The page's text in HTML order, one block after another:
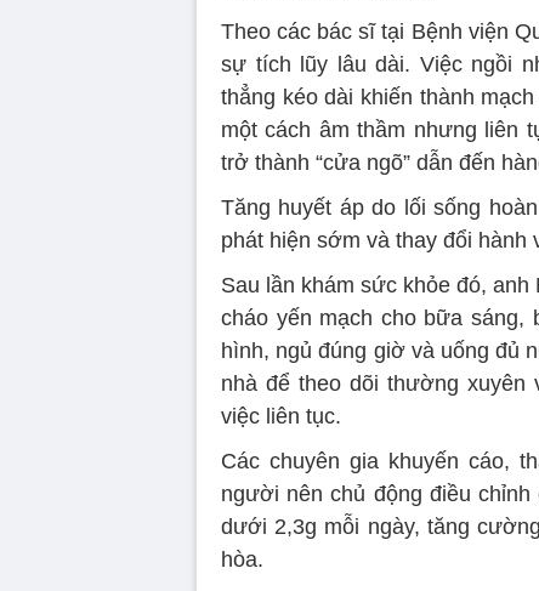
Theo các bác sĩ tại Bệnh viện
sự tích lũy lâu dài. Việc ngồi
thẳng kéo dài khiến thành
một cách âm thầm nhưng liên
trở thành “cửa ngõ” dẫn đến
Tăng huyết áp do lối sống
phát hiện sớm và thay đổi hành
Sau lần khám sức khỏe đó,
cháo yến mạch cho bữa
hình, ngủ đúng giờ và uống đủ
nhà để theo dõi thường
việc liên tục.
Các chuyên gia khuyến cáo,
người nên chủ động điều
dưới 2,3g mỗi ngày, tăng
hòa.